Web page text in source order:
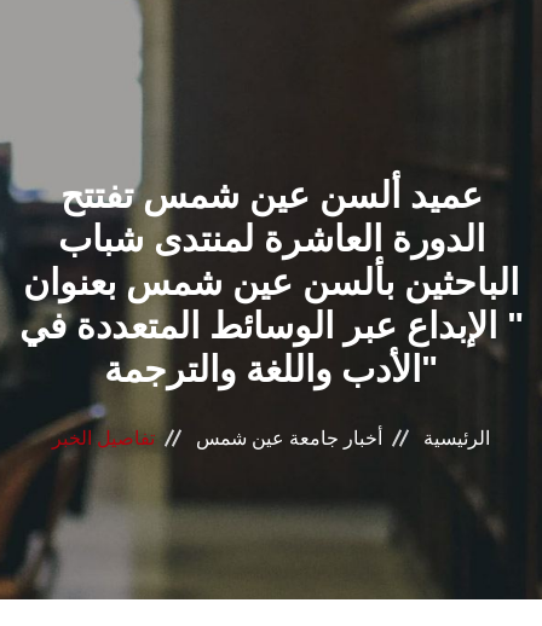
الشئون الأكاديمية
البحث العلمي
الرعاية الصحية
المراكز والوحدات
الأنظمة الذكية
الإعلام
تواصل معنا
عميد ألسن عين شمس تفتتح
الدورة العاشرة لمنتدى شباب
الباحثين بألسن عين شمس بعنوان
" الإبداع عبر الوسائط المتعددة في
الأدب واللغة والترجمة"
الرئيسية أخبار جامعة عين شمس تفاصيل الخبر